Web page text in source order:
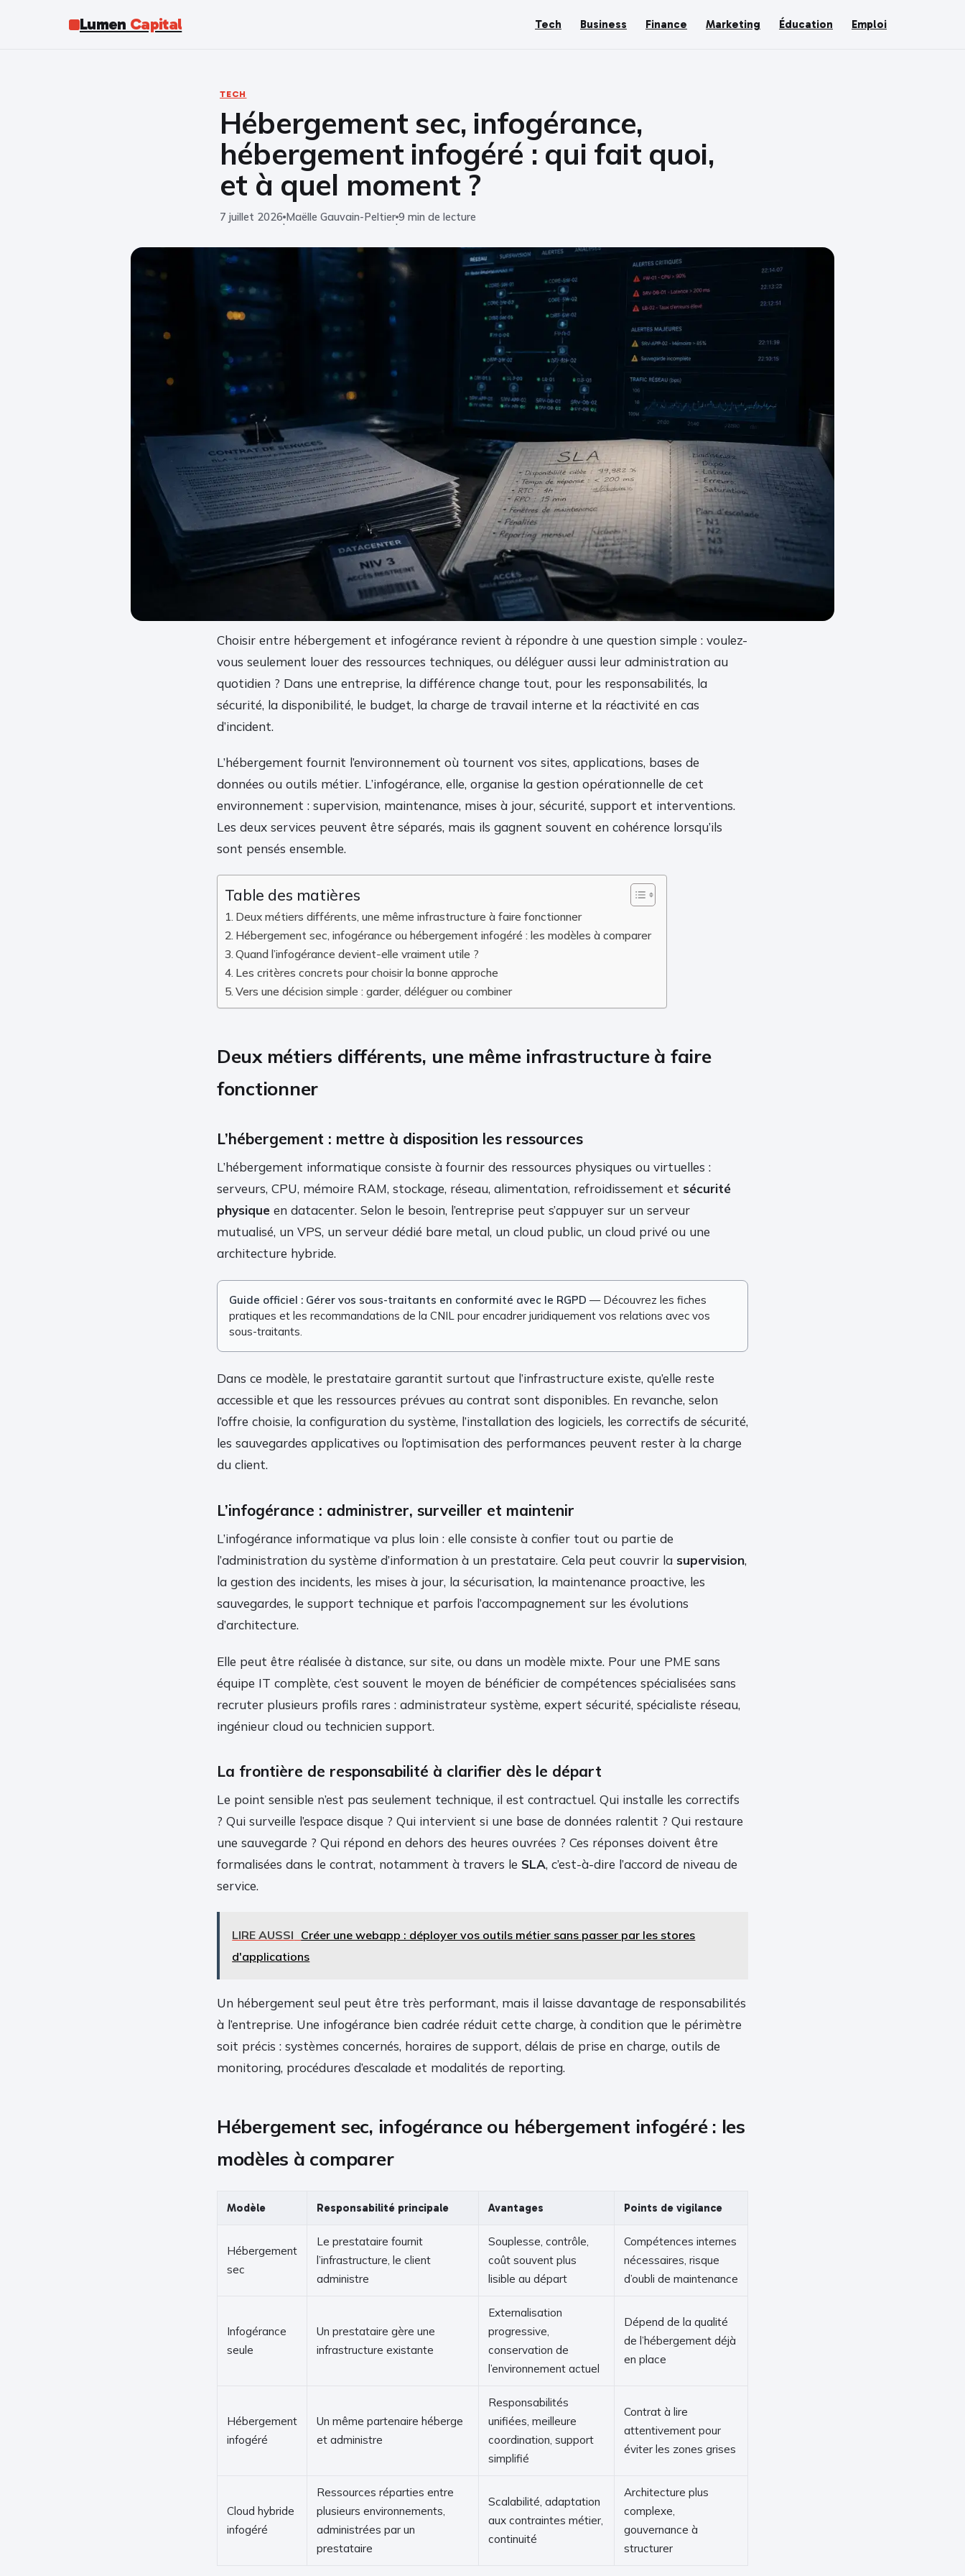
Lumen Capital Tech Business Finance Marketing Éducation Emploi
TECH
Hébergement sec, infogérance,
hébergement infogéré : qui fait quoi,
et à quel moment ?
7 juillet 2026
·
Maëlle Gauvain-Peltier
·
9 min de lecture
Choisir entre hébergement et infogérance revient à répondre à une question simple : voulez-
vous seulement louer des ressources techniques, ou déléguer aussi leur administration au
quotidien ? Dans une entreprise, la différence change tout, pour les responsabilités, la
sécurité, la disponibilité, le budget, la charge de travail interne et la réactivité en cas
d’incident.
L’hébergement fournit l’environnement où tournent vos sites, applications, bases de
données ou outils métier. L’infogérance, elle, organise la gestion opérationnelle de cet
environnement : supervision, maintenance, mises à jour, sécurité, support et interventions.
Les deux services peuvent être séparés, mais ils gagnent souvent en cohérence lorsqu’ils
sont pensés ensemble.
Table des matières
Deux métiers différents, une même infrastructure à faire fonctionner
Hébergement sec, infogérance ou hébergement infogéré : les modèles à comparer
Quand l’infogérance devient-elle vraiment utile ?
Les critères concrets pour choisir la bonne approche
Vers une décision simple : garder, déléguer ou combiner
Deux métiers différents, une même infrastructure à faire
fonctionner
L’hébergement : mettre à disposition les ressources
L’hébergement informatique consiste à fournir des ressources physiques ou virtuelles :
serveurs, CPU, mémoire RAM, stockage, réseau, alimentation, refroidissement et sécurité
physique en datacenter. Selon le besoin, l’entreprise peut s’appuyer sur un serveur
mutualisé, un VPS, un serveur dédié bare metal, un cloud public, un cloud privé ou une
architecture hybride.
Guide officiel : Gérer vos sous-traitants en conformité avec le RGPD — Découvrez les fiches
pratiques et les recommandations de la CNIL pour encadrer juridiquement vos relations avec vos
sous-traitants.
Dans ce modèle, le prestataire garantit surtout que l’infrastructure existe, qu’elle reste
accessible et que les ressources prévues au contrat sont disponibles. En revanche, selon
l’offre choisie, la configuration du système, l’installation des logiciels, les correctifs de sécurité,
les sauvegardes applicatives ou l’optimisation des performances peuvent rester à la charge
du client.
L’infogérance : administrer, surveiller et maintenir
L’infogérance informatique va plus loin : elle consiste à confier tout ou partie de
l’administration du système d’information à un prestataire. Cela peut couvrir la supervision,
la gestion des incidents, les mises à jour, la sécurisation, la maintenance proactive, les
sauvegardes, le support technique et parfois l’accompagnement sur les évolutions
d’architecture.
Elle peut être réalisée à distance, sur site, ou dans un modèle mixte. Pour une PME sans
équipe IT complète, c’est souvent le moyen de bénéficier de compétences spécialisées sans
recruter plusieurs profils rares : administrateur système, expert sécurité, spécialiste réseau,
ingénieur cloud ou technicien support.
La frontière de responsabilité à clarifier dès le départ
Le point sensible n’est pas seulement technique, il est contractuel. Qui installe les correctifs
? Qui surveille l’espace disque ? Qui intervient si une base de données ralentit ? Qui restaure
une sauvegarde ? Qui répond en dehors des heures ouvrées ? Ces réponses doivent être
formalisées dans le contrat, notamment à travers le SLA, c’est-à-dire l’accord de niveau de
service.
LIRE AUSSI Créer une webapp : déployer vos outils métier sans passer par les stores
d'applications
Un hébergement seul peut être très performant, mais il laisse davantage de responsabilités
à l’entreprise. Une infogérance bien cadrée réduit cette charge, à condition que le périmètre
soit précis : systèmes concernés, horaires de support, délais de prise en charge, outils de
monitoring, procédures d’escalade et modalités de reporting.
Hébergement sec, infogérance ou hébergement infogéré : les
modèles à comparer
Modèle Responsabilité principale Avantages Points de vigilance
Hébergement
sec
Le prestataire fournit
l’infrastructure, le client
administre
Souplesse, contrôle,
coût souvent plus
lisible au départ
Compétences internes
nécessaires, risque
d’oubli de maintenance
Infogérance
seule
Un prestataire gère une
infrastructure existante
Externalisation
progressive,
conservation de
l’environnement actuel
Dépend de la qualité
de l’hébergement déjà
en place
Hébergement
infogéré
Un même partenaire héberge
et administre
Responsabilités
unifiées, meilleure
coordination, support
simplifié
Contrat à lire
attentivement pour
éviter les zones grises
Cloud hybride
infogéré
Ressources réparties entre
plusieurs environnements,
administrées par un
prestataire
Scalabilité, adaptation
aux contraintes métier,
continuité
Architecture plus
complexe,
gouvernance à
structurer